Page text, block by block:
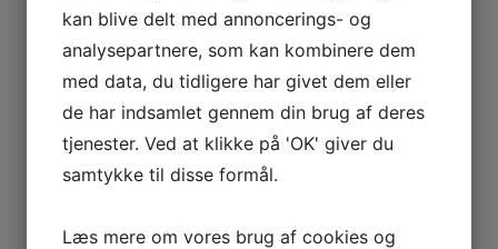
Telefon:
29638527
Juniormix 4 – 8 klasse Badminton
kan blive delt med annoncerings- og
analysepartnere, som kan kombinere dem
med data, du tidligere har givet dem eller
de har indsamlet gennem din brug af deres
tjenester. Ved at klikke på 'OK' giver du
samtykke til disse formål.
Læs mere om vores brug af cookies og